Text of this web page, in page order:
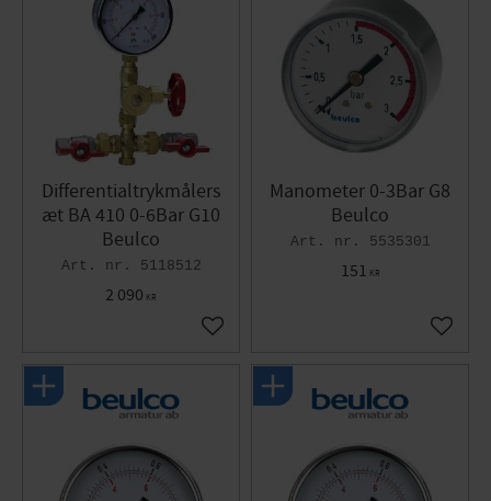
Differentialtrykmålers
æt BA 410 0-6Bar G10
Beulco
5118512
2 090 KR
Gem som favorit
Manometer 0-3Bar G8
Beulco
5535301
151 KR
Gem